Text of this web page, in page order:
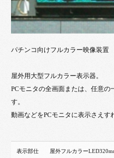
パチンコ向けフルカラー映像装置
屋外用大型フルカラー表示器。
PCモニタの全画面または、任意の
す。
動画などをPCモニタに表示さえす
表示部仕
屋外フルカラー